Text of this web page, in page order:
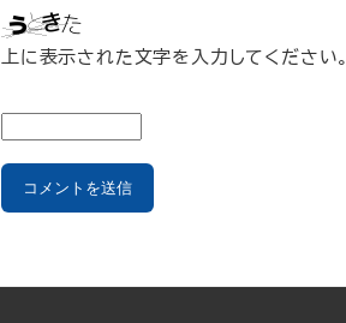
上に表示された文字を入力してください。